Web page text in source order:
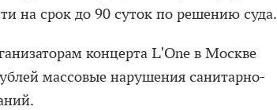
на срок до 90 суток по решению суда.
концерта L'One в Москве
массовые нарушения санитарно-